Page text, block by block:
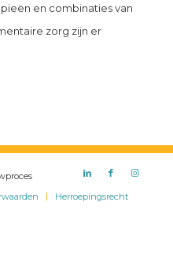
en combinaties van
zorg zijn er
Herroepingsrecht